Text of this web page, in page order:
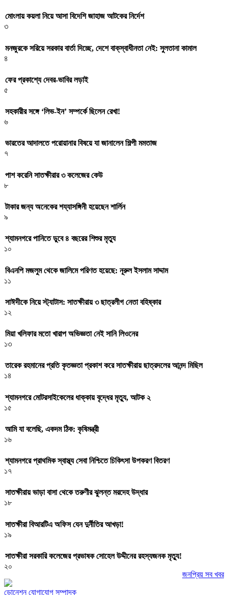
মোংলায় কয়লা নিয়ে আসা বিদেশি জাহাজ আটকের নির্দেশ
৩
মনজুরকে সরিয়ে সরকার বার্তা দিচ্ছে, দেশে বাক্‌স্বাধীনতা নেই: সুলতানা কামাল
৪
ফের প্রকাশ্যে দেবর-ভাবির লড়াই
৫
সহকারীর সঙ্গে ‘লিভ-ইন’ সম্পর্কে ছিলেন রেখা!
৬
ভারতের আদালতে পরোয়ানার বিষয়ে যা জানালেন শিল্পী মমতাজ
৭
পাশ করেনি সাতক্ষীরার ৩ কলেজের কেউ
৮
টাকার জন্য অনেকের শয্যাসঙ্গিনী হয়েছেন শার্লিন
৯
শ্যামনগরে পানিতে ডুবে ৪ বছরের শিশুর মৃত্যু
১০
বিএনপি মজলুম থেকে জালিমে পরিণত হয়েছে: নূরুল ইসলাম সাদ্দাম
১১
সাঈদীকে নিয়ে স্ট্যাটাস: সাতক্ষীরায় ৩ ছাত্রলীগ নেতা বহিষ্কার
১২
মিয়া খলিফার মতো খারাপ অভিজ্ঞতা নেই সানি লিওনের
১৩
তারেক রহমানের প্রতি কৃতজ্ঞতা প্রকাশ করে সাতক্ষীরায় ছাত্রদলের আনন্দ মিছিল
১৪
শ্যামনগরে মোটরসাইকেলের ধাক্কায় বৃদ্ধের মৃত্যু, আটক ২
১৫
আমি যা বলেছি, একদম ঠিক: কৃষিমন্ত্রী
১৬
শ্যামনগরে প্রাথমিক স্বাস্থ্য সেবা নিশ্চিতে চিকিৎসা উপকরণ বিতরণ
১৭
সাতক্ষীরায় ভাড়া বাসা থেকে তরুণীর ঝুলন্ত মরদেহ উদ্ধার
১৮
সাতক্ষীরা বিআরটিএ অফিস যেন দুর্নীতির আখড়া!
১৯
সাতক্ষীরা সরকারি কলেজের প্রভাষক সোহেল উদ্দীনের রহস্যজনক মৃত্যু!
২০
জনপ্রিয় সব খবর
ডোনেশন যোগাযোগ সম্পাদক